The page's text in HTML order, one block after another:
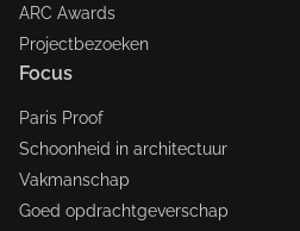
ARC Awards
Projectbezoeken
Focus
Paris Proof
Schoonheid in architectuur
Vakmanschap
Goed opdrachtgeverschap